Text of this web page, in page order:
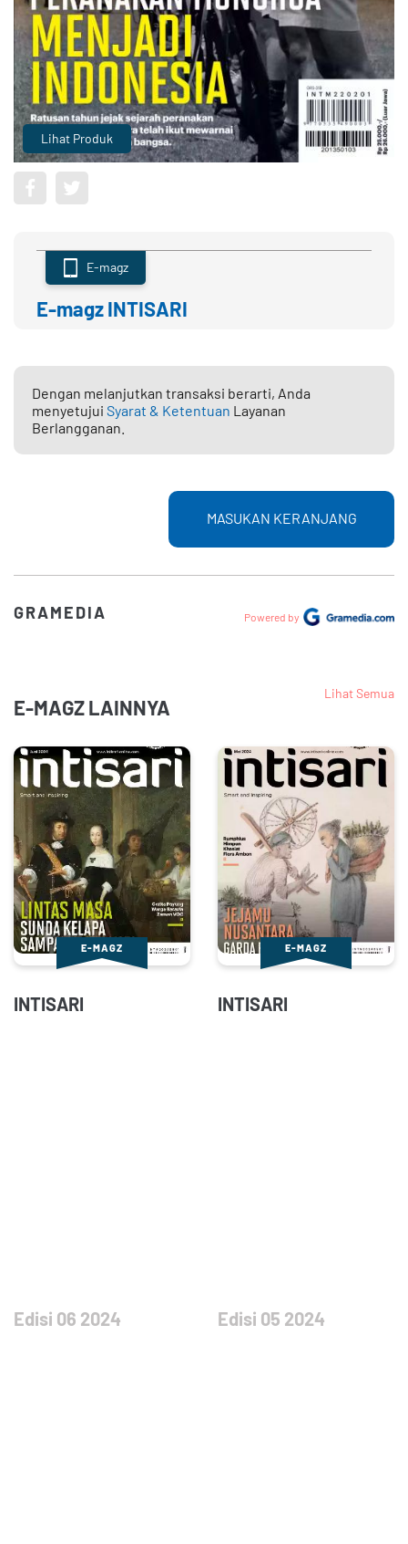
Lihat Produk
E-magz INTISARI
E-magz
Dengan melanjutkan transaksi berarti, Anda
menyetujui Syarat & Ketentuan Layanan
Berlangganan.
MASUKAN KERANJANG
GRAMEDIA Powered by
E-MAGZ LAINNYA
Lihat Semua
E-MAGZ
INTISARI
Edisi 06 2024
E-MAGZ
INTISARI
Edisi 05 2024